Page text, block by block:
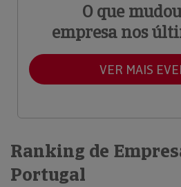
O que
empresa nos
VER MAIS
Ranking de
Portugal